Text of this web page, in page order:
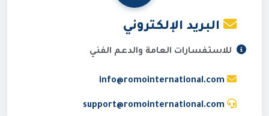
البريد الإلكتروني
للاستفسارات العامة والدعم الفني